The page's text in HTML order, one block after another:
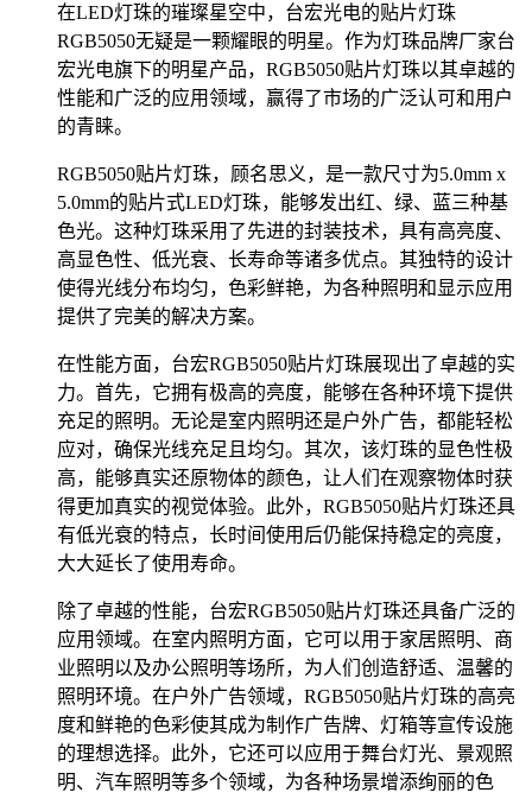
在LED灯珠的璀璨星空中，台宏光电的贴片灯珠
RGB5050无疑是一颗耀眼的明星。作为灯珠品牌厂家台
宏光电旗下的明星产品，RGB5050贴片灯珠以其卓越的
性能和广泛的应用领域，赢得了市场的广泛认可和用户
的青睐。
RGB5050贴片灯珠，顾名思义，是一款尺寸为5.0mm x
5.0mm的贴片式LED灯珠，能够发出红、绿、蓝三种基
色光。这种灯珠采用了先进的封装技术，具有高亮度、
高显色性、低光衰、长寿命等诸多优点。其独特的设计
使得光线分布均匀，色彩鲜艳，为各种照明和显示应用
提供了完美的解决方案。
在性能方面，台宏RGB5050贴片灯珠展现出了卓越的实
力。首先，它拥有极高的亮度，能够在各种环境下提供
充足的照明。无论是室内照明还是户外广告，都能轻松
应对，确保光线充足且均匀。其次，该灯珠的显色性极
高，能够真实还原物体的颜色，让人们在观察物体时获
得更加真实的视觉体验。此外，RGB5050贴片灯珠还具
有低光衰的特点，长时间使用后仍能保持稳定的亮度，
大大延长了使用寿命。
除了卓越的性能，台宏RGB5050贴片灯珠还具备广泛的
应用领域。在室内照明方面，它可以用于家居照明、商
业照明以及办公照明等场所，为人们创造舒适、温馨的
照明环境。在户外广告领域，RGB5050贴片灯珠的高亮
度和鲜艳的色彩使其成为制作广告牌、灯箱等宣传设施
的理想选择。此外，它还可以应用于舞台灯光、景观照
明、汽车照明等多个领域，为各种场景增添绚丽的色